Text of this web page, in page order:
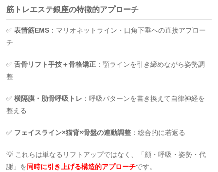
筋トレエステ銀座の特徴的アプローチ
✅表情筋EMS ：マリオネットライン・口角下垂への直接アプロー
チ
✅舌骨リフト手技＋骨格矯正 ：顎ラインを引き締めながら姿勢調
整
✅横隔膜・肋骨呼吸トレ ：呼吸パターンを書き換えて自律神経を
整える
✅ フェイスライン×猫背×骨盤の連動調整 ：総合的に若返る
💡 これらは単なるリフトアップではなく、「顔・呼吸・姿勢・代
謝」を同時に引き上げる構造的アプローチです。